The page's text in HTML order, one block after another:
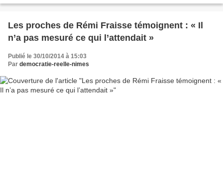
Les proches de Rémi Fraisse témoignent : « Il
n’a pas mesuré ce qui l’attendait »
Publié le 30/10/2014 à 15:03
Par democratie-reelle-nimes